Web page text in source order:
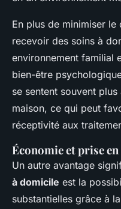
En plus de minimiser
recevoir des soins à
environnement familial
bien-être
se sentent souvent
maison, ce qui peut
réceptivité aux
Économie et prise
Un autre avantage
à domicile est la
substantielles grâce à